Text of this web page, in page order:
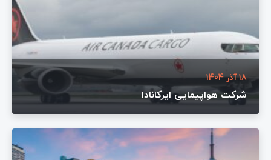
18 آذر 1404
شرکت هواپیمایی ایرکانادا